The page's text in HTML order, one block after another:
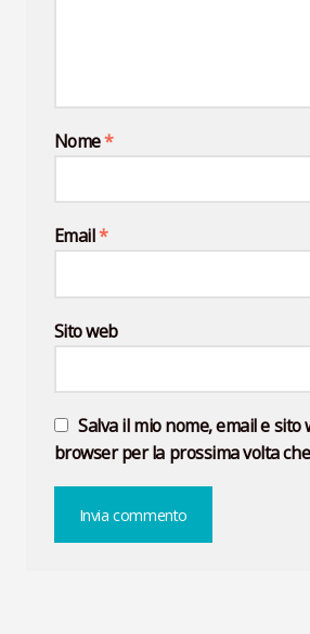
Nome*
Email*
Sito web
Salva il mio nome, email e sito
browser per la prossima volta